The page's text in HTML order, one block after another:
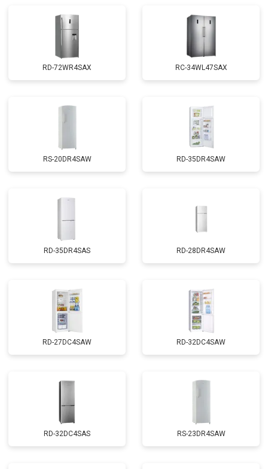
RD-72WR4SAX RС-34WL47SAX
RS-20DR4SAW RD-35DR4SAW
RD-35DR4SAS RD-28DR4SAW
RD-27DC4SAW RD-32DC4SAW
RD-32DC4SAS RS-23DR4SAW